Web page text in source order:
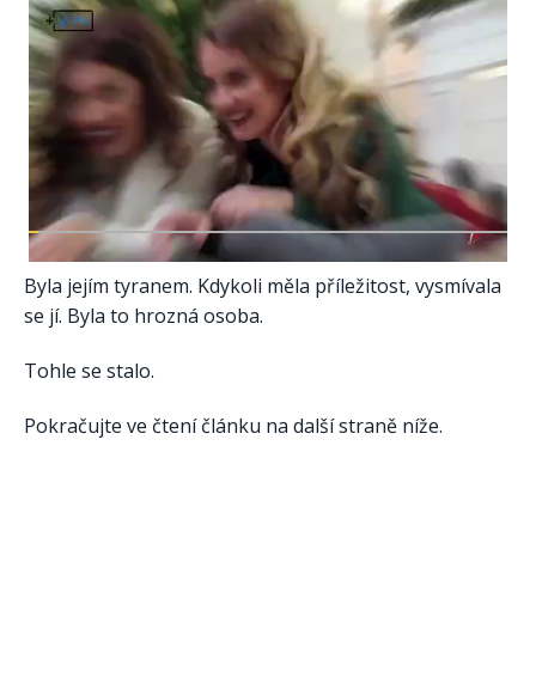
Byla jejím tyranem. Kdykoli měla příležitost, vysmívala
se jí. Byla to hrozná osoba.
Tohle se stalo.
Pokračujte ve čtení článku na další straně níže.